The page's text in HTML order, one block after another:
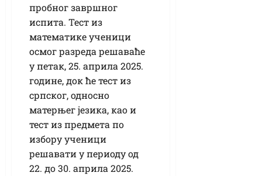
пробног завршног
испита. Тест из
математике ученици
осмог разреда решаваће
у петак, 25. априла 2025.
године, док ће тест из
српског, односно
матерњег језика, као и
тест из предмета по
избору ученици
решавати у периоду од
22. до 30. априла 2025.